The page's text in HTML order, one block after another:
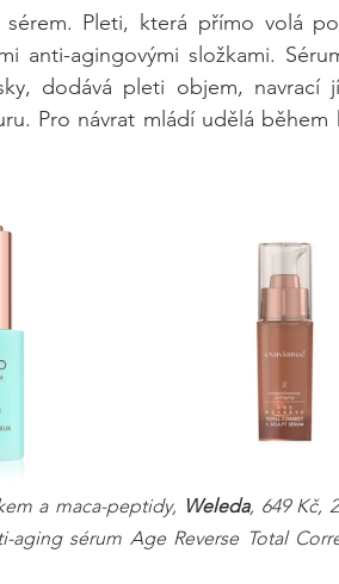
Pleti, která přímo volá
anti-agingovými složkami.
dodává pleti objem, navrací
Pro návrat mládí udělá během
a maca-peptidy, Weleda, 649 Kč,
aging sérum Age Reverse Total